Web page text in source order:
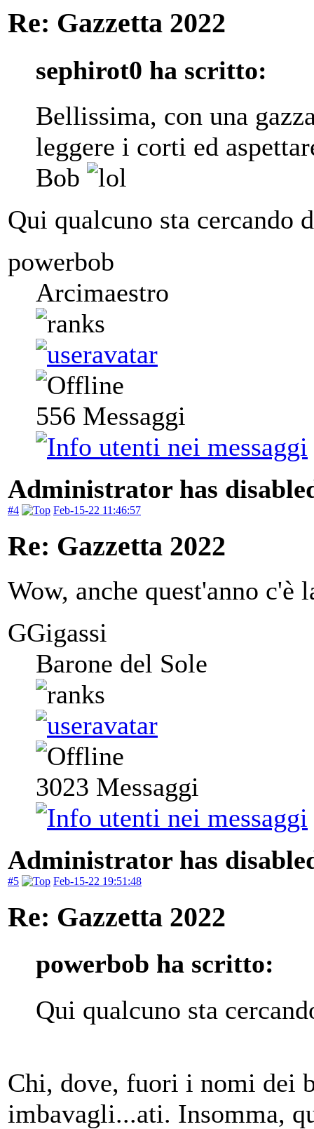
Re: Gazzetta 2022
sephirot0 ha scritto:
Bellissima, con una
leggere i corti ed
Bob
Qui qualcuno sta cercando
powerbob
Arcimaestro
556 Messaggi
Administrator has
#4 Feb-15-22 11:46:57
Re: Gazzetta 2022
Wow, anche quest'anno c'è
GGigassi
Barone del Sole
3023 Messaggi
Administrator has
#5 Feb-15-22 19:51:48
Re: Gazzetta 2022
powerbob ha scritto:
Qui qualcuno sta
Chi, dove, fuori i nomi dei
imbavagli...ati. Insomma,